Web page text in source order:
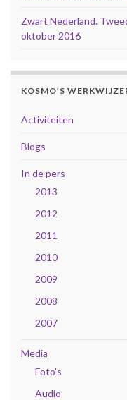
Zwart Nederland.
oktober 2016
KOSMO’S
Activiteiten
Blogs
In de pers
2013
2012
2011
2010
2009
2008
2007
Media
Foto's
Audio